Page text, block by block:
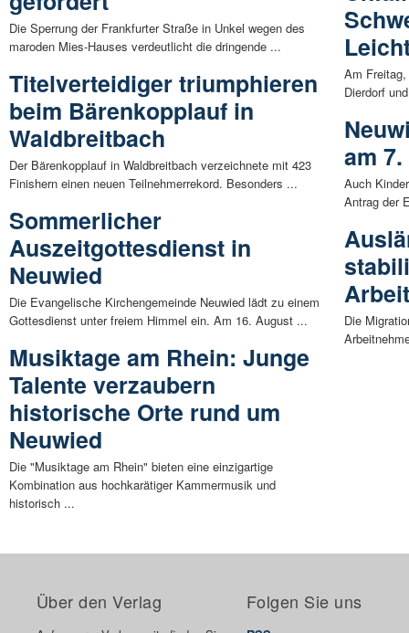
Die Sperrung der Frankfurter Straße in Unkel wegen des
maroden Mies-Hauses verdeutlicht die dringende ...
Titelverteidiger triumphieren
beim Bärenkopplauf in
Waldbreitbach
Der Bärenkopplauf in Waldbreitbach verzeichnete mit 423
Finishern einen neuen Teilnehmerrekord. Besonders ...
Sommerlicher
Auszeitgottesdienst in
Neuwied
Die Evangelische Kirchengemeinde Neuwied lädt zu einem
Gottesdienst unter freiem Himmel ein. Am 16. August ...
Musiktage am Rhein: Junge
Talente verzaubern
historische Orte rund um
Neuwied
Die "Musiktage am Rhein" bieten eine einzigartige
Kombination aus hochkarätiger Kammermusik und
historisch ...
Am
Dierdorf
am
Auch
Antrag der
Die
Über den Verlag Folgen Sie uns